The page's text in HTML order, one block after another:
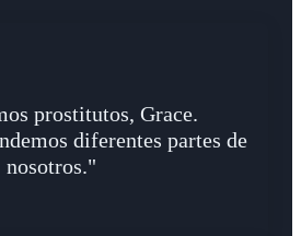
prostitutos, Grace.
diferentes partes de
nosotros."